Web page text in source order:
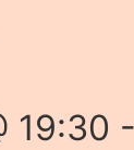
19:30 -